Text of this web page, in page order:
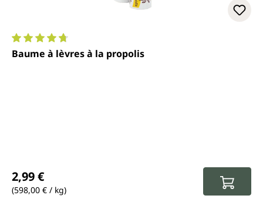
Note moyenne de 4.7 sur 5 étoiles
Baume à lèvres à la propolis
2,99 €
(598,00 € / kg)